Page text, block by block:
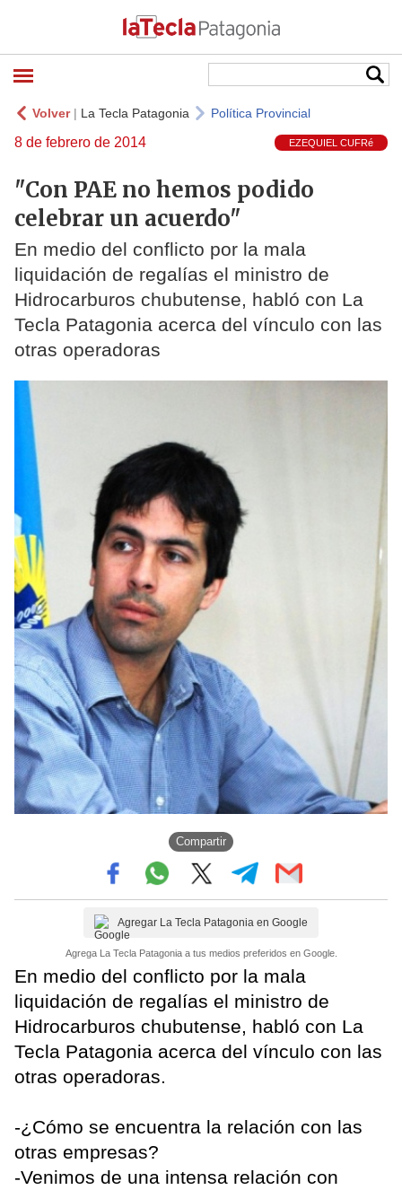
Volver| La Tecla Patagonia Política Provincial
8 de febrero de 2014 EZEQUIEL CUFRé
"Con PAE no hemos podido
celebrar un acuerdo"
En medio del conflicto por la mala
liquidación de regalías el ministro de
Hidrocarburos chubutense, habló con La
Tecla Patagonia acerca del vínculo con las
otras operadoras
Compartir
Agregar La Tecla Patagonia en Google
Agrega La Tecla Patagonia a tus medios preferidos en Google.
En medio del conflicto por la mala
liquidación de regalías el ministro de
Hidrocarburos chubutense, habló con La
Tecla Patagonia acerca del vínculo con las
otras operadoras.
-¿Cómo se encuentra la relación con las
otras empresas?
-Venimos de una intensa relación con